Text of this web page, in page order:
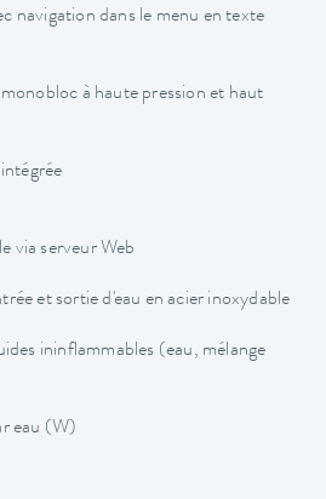
navigation dans le menu en texte
à haute pression et haut
via serveur Web
et sortie d'eau en acier inoxydable
ininflammables (eau, mélange
eau (W)